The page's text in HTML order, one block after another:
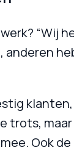
“Wij
anderen
trots,
Ook